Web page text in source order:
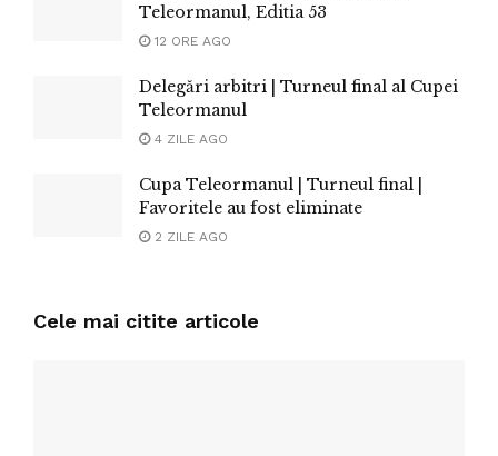
Teleormanul, Editia 53
12 ORE AGO
Delegări arbitri | Turneul final al Cupei
Teleormanul
4 ZILE AGO
Cupa Teleormanul | Turneul final |
Favoritele au fost eliminate
2 ZILE AGO
Cele mai citite articole